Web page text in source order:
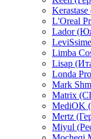
L'Oreal
Lador
Limba
Lisap
Londa
Mark
Matrix
MediOK
Mertz
Miyul